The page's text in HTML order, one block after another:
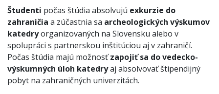
Študenti počas štúdia absolvujú exkurzie do
zahraničia a zúčastnia sa archeologických výskumov
katedryorganizovaných na Slovensku alebo v
spolupráci s partnerskou inštitúciou aj v zahraničí.
Počas štúdia majú možnosťzapojiť sa do vedecko-
výskumných úloh katedryaj absolvovať štipendijný
pobyt na zahraničných univerzitách.